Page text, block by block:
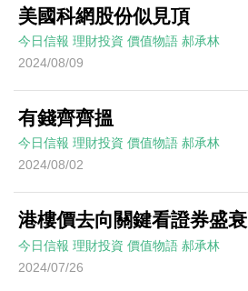
美國科網股份似見頂
今日信報 理財投資 價值物語 郝承林
2024/08/09
有錢齊齊搵
今日信報 理財投資 價值物語 郝承林
2024/08/02
港樓價去向關鍵看證券盛衰
今日信報 理財投資 價值物語 郝承林
2024/07/26